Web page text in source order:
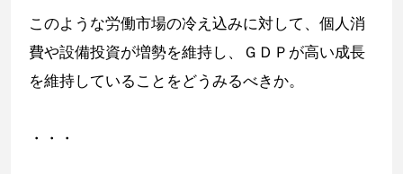
このような労働市場の冷え込みに対して、個人消
費や設備投資が増勢を維持し、ＧＤＰが高い成長
を維持していることをどうみるべきか。
・・・